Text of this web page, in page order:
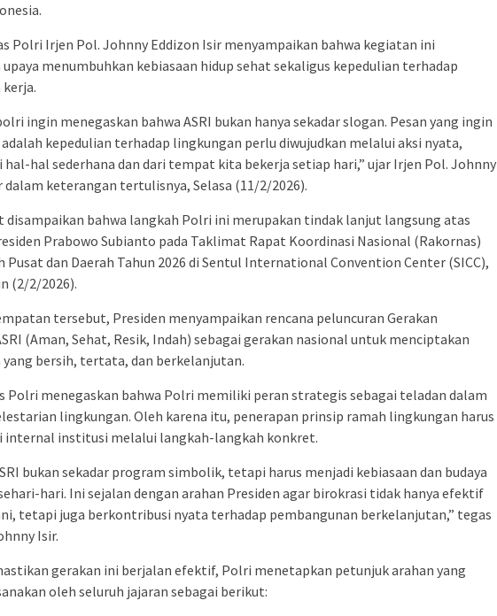
Polri Irjen Pol. Johnny Eddizon Isir menyampaikan bahwa kegiatan ini
menumbuhkan kebiasaan hidup sehat sekaligus kepedulian terhadap
ingin menegaskan bahwa ASRI bukan hanya sekadar slogan. Pesan yang ingin
kepedulian terhadap lingkungan perlu diwujudkan melalui aksi nyata,
hal-hal sederhana dan dari tempat kita bekerja setiap hari,” ujar Irjen Pol. Johnny
dalam keterangan tertulisnya, Selasa (11/2/2026).
disampaikan bahwa langkah Polri ini merupakan tindak lanjut langsung atas
Prabowo Subianto pada Taklimat Rapat Koordinasi Nasional (Rakornas)
Pusat dan Daerah Tahun 2026 di Sentul International Convention Center (SICC),
(2/2/2026).
tersebut, Presiden menyampaikan rencana peluncuran Gerakan
(Aman, Sehat, Resik, Indah) sebagai gerakan nasional untuk menciptakan
bersih, tertata, dan berkelanjutan.
Polri menegaskan bahwa Polri memiliki peran strategis sebagai teladan dalam
lingkungan. Oleh karena itu, penerapan prinsip ramah lingkungan harus
internal institusi melalui langkah-langkah konkret.
bukan sekadar program simbolik, tetapi harus menjadi kebiasaan dan budaya
hari. Ini sejalan dengan arahan Presiden agar birokrasi tidak hanya efektif
tetapi juga berkontribusi nyata terhadap pembangunan berkelanjutan,” tegas
Isir.
gerakan ini berjalan efektif, Polri menetapkan petunjuk arahan yang
oleh seluruh jajaran sebagai berikut: